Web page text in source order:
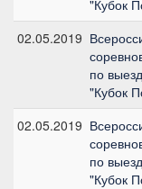
"Кубок
02.05.2019
по
"Кубок
02.05.2019
по
"Кубок